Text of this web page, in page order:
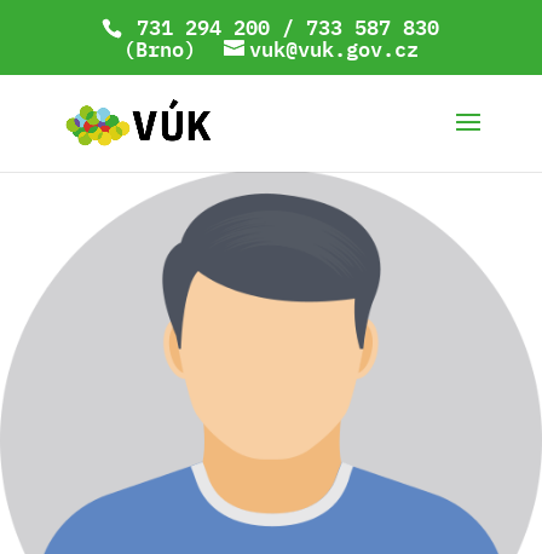
731 294 200 / 733 587 830
(Brno) vuk@vuk.gov.cz